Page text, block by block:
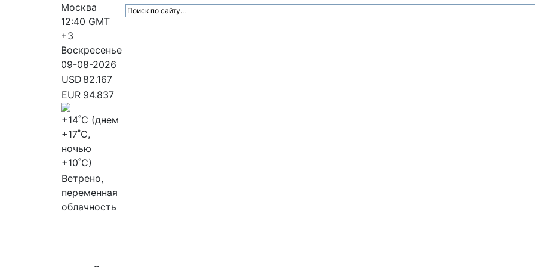
Москва
12:40 GMT
+3
Воскресенье
09-08-2026
USD 82.167
EUR 94.837
+14˚C (днем
+17˚C,
ночью
+10˚C)
Ветрено,
переменная
облачность